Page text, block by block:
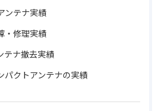
ンテナ実績
・修理実績
テナ撤去実績
パクトアンテナの実績